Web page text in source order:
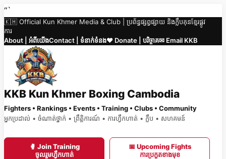
Skip
to
content
“`
🇰🇭 Official Kun Khmer Media & Club | ប្រព័ន្ធផ្សព្វផ្សាយ និងក្លឹបគុនខ្មែរផ្លូវ
ការ
About | អំពីយើងContact | ទំនាក់ទំនង❤️ Donate | បរិច្ចាគ✉ Email KKB
KKB Kun Khmer Boxing Cambodia
Fighters • Rankings • Events • Training • Clubs • Community
អ្នកប្រដាល់ • ចំណាត់ថ្នាក់ • ព្រឹត្តិការណ៍ • ការហ្វឹកហាត់ • ក្លឹប • សហគមន៍
🥊 Join Training
ចូលរួមហ្វឹកហាត់
📅 Upcoming Fights
ការប្រកួតខាងមុខ